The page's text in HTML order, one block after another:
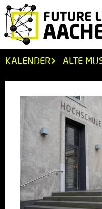
KALENDER ALTE